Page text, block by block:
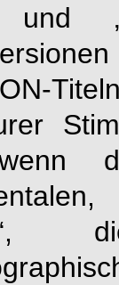
und